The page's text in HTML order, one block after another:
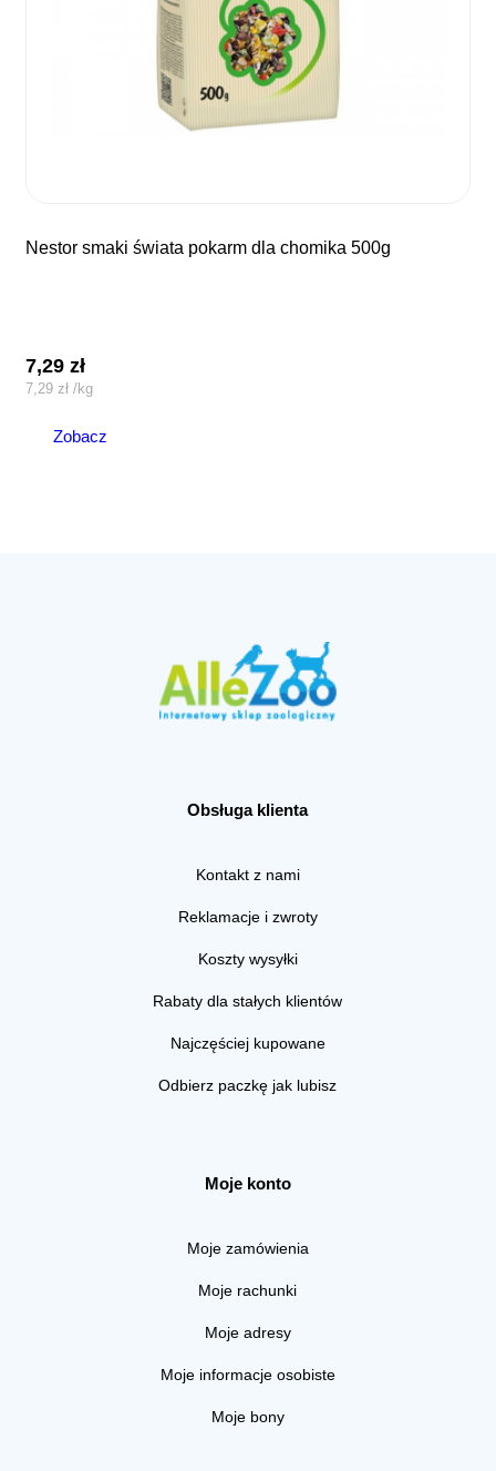
nestor smaki świata pokarm dla chomika 500g
7,29zł
7,29zł /kg
Zobacz
Obsługa klienta
Kontakt z nami
Reklamacje i zwroty
Koszty wysyłki
Rabaty dla stałych klientów
Najczęściej kupowane
Odbierz paczkę jak lubisz
Moje konto
Moje zamówienia
Moje rachunki
Moje adresy
Moje informacje osobiste
Moje bony